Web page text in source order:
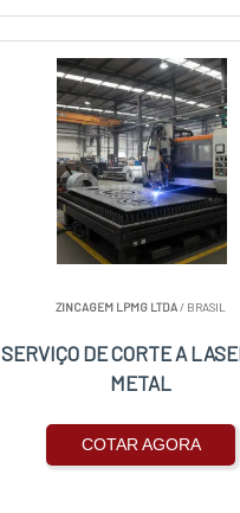
ZINCAGEM LPMG LTDA/ BRASIL
SERVIÇO DE CORTE A
METAL
COTAR AGORA